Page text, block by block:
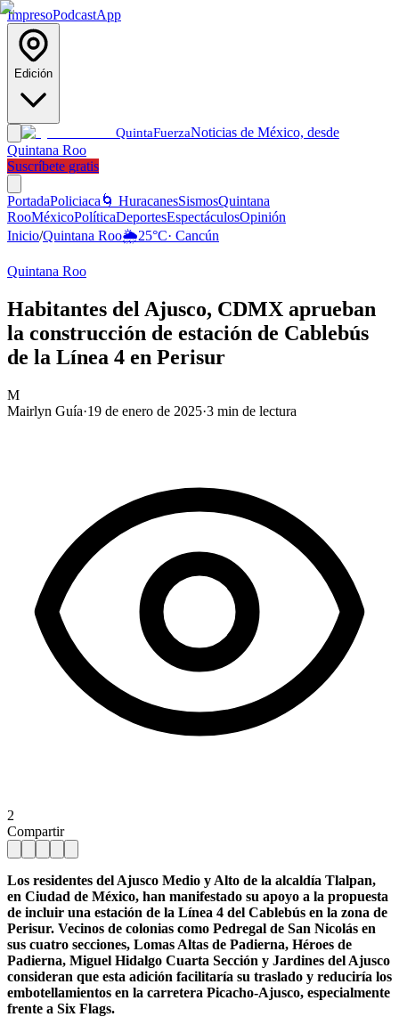
ImpresoPodcastApp
Edición
QuintaFuerzaNoticias de México, desde
Quintana Roo
Suscríbete gratis
PortadaPoliciaca 🌀 HuracanesSismosQuintana
RooMéxicoPolíticaDeportesEspectáculosOpinión
Inicio/Quintana Roo🌦️25°C· Cancún
Quintana Roo
Habitantes del Ajusco, CDMX aprueban
la construcción de estación de Cablebús
de la Línea 4 en Perisur
M
Mairlyn Guía·19 de enero de 2025·3 min de lectura
2
Compartir
Los residentes del Ajusco Medio y Alto de la alcaldía Tlalpan,
en Ciudad de México, han manifestado su apoyo a la propuesta
de incluir una estación de la Línea 4 del Cablebús en la zona de
Perisur. Vecinos de colonias como Pedregal de San Nicolás en
sus cuatro secciones, Lomas Altas de Padierna, Héroes de
Padierna, Miguel Hidalgo Cuarta Sección y Jardines del Ajusco
consideran que esta adición facilitaría su traslado y reduciría los
embotellamientos en la carretera Picacho-Ajusco, especialmente
frente a Six Flags.